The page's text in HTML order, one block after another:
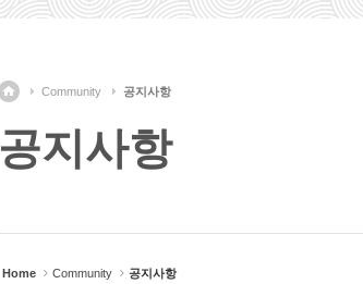
Community 공지사항
공지사항
Home Community 공지사항